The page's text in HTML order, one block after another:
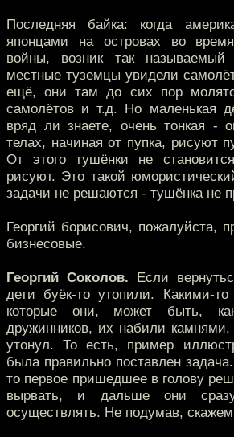
Последняя байка: когда
японцами на островах во
войны, возник так называемый
местные туземцы увидели
ещё, они там до сих пор
самолётов и т.д. Но маленькая
вряд ли знаете, очень тонкая -
телах, начиная от пупка, рисуют
От этого тушёнки не
рисуют. Это такой
задачи не решаются - тушёнка не
Георгий борисович, пожалуйста,
бизнесовые.
Георгий Соколов. Если
дети буёк-то утопили. Какими-
которые они, может быть,
дружинников, их набили
утонул. То есть, пример
была правильно поставлен
то первое пришедшее в голову
вырвать, и дальше они
осуществлять. Не подумав, скажем